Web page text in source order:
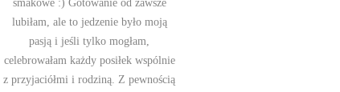
smakowe :) Gotowanie od zawsze
lubiłam, ale to jedzenie było moją
pasją i jeśli tylko mogłam,
celebrowałam każdy posiłek wspólnie
z przyjaciółmi i rodziną. Z pewnością